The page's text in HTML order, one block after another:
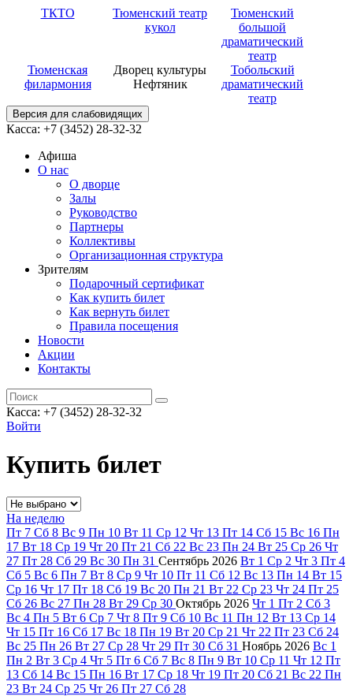
ТКТО
Тюменский театр
кукол
Тюменский
большой
драматический
театр
Тюменская
филармония
Дворец культуры
Нефтяник
Тобольский
драматический
театр
Версия для слабовидящих
Касса: +7 (3452) 28-32-32
Афиша
О нас
О дворце
Залы
Руководство
Партнеры
Коллективы
Организационная структура
Зрителям
Подарочный сертификат
Как купить билет
Как вернуть билет
Правила посещения
Новости
Акции
Контакты
Касса: +7 (3452) 28-32-32
Войти
Купить билет
На неделю
Пт 7 Сб 8 Вс 9 Пн 10 Вт 11 Ср 12 Чт 13 Пт 14 Сб 15 Вс 16 Пн
17 Вт 18 Ср 19 Чт 20 Пт 21 Сб 22 Вс 23 Пн 24 Вт 25 Ср 26 Чт
27 Пт 28 Сб 29 Вс 30 Пн 31 Сентябрь 2026 Вт 1 Ср 2 Чт 3 Пт 4
Сб 5 Вс 6 Пн 7 Вт 8 Ср 9 Чт 10 Пт 11 Сб 12 Вс 13 Пн 14 Вт 15
Ср 16 Чт 17 Пт 18 Сб 19 Вс 20 Пн 21 Вт 22 Ср 23 Чт 24 Пт 25
Сб 26 Вс 27 Пн 28 Вт 29 Ср 30 Октябрь 2026 Чт 1 Пт 2 Сб 3
Вс 4 Пн 5 Вт 6 Ср 7 Чт 8 Пт 9 Сб 10 Вс 11 Пн 12 Вт 13 Ср 14
Чт 15 Пт 16 Сб 17 Вс 18 Пн 19 Вт 20 Ср 21 Чт 22 Пт 23 Сб 24
Вс 25 Пн 26 Вт 27 Ср 28 Чт 29 Пт 30 Сб 31 Ноябрь 2026 Вс 1
Пн 2 Вт 3 Ср 4 Чт 5 Пт 6 Сб 7 Вс 8 Пн 9 Вт 10 Ср 11 Чт 12 Пт
13 Сб 14 Вс 15 Пн 16 Вт 17 Ср 18 Чт 19 Пт 20 Сб 21 Вс 22 Пн
23 Вт 24 Ср 25 Чт 26 Пт 27 Сб 28